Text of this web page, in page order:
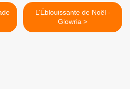
L’Éblouissante de Noël -
Glowria >